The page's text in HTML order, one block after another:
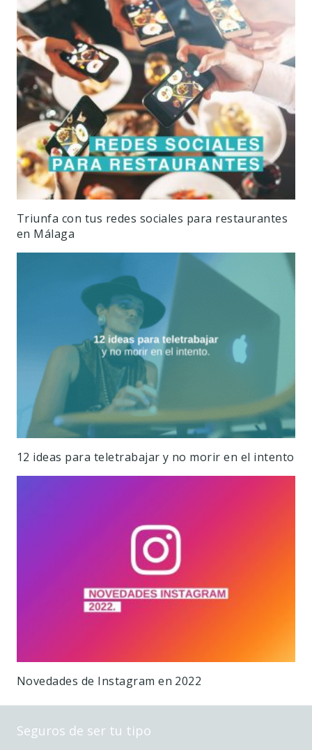
Triunfa con tus redes sociales para restaurantes
en Málaga
12 ideas para teletrabajar y no morir en el intento
Novedades de Instagram en 2022
Seguros de ser tu tipo